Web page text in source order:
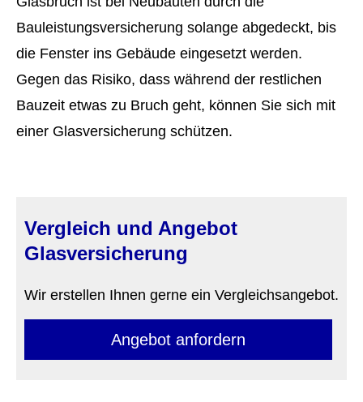
Bauleistungsversicherung solange abgedeckt, bis
die Fenster ins Gebäude eingesetzt werden.
Gegen das Risiko, dass während der restlichen
Bauzeit etwas zu Bruch geht, können Sie sich mit
einer Glasversicherung schützen.
Vergleich und Angebot
Glasversicherung
Wir erstellen Ihnen gerne ein Vergleichsangebot.
An­ge­bot an­for­dern